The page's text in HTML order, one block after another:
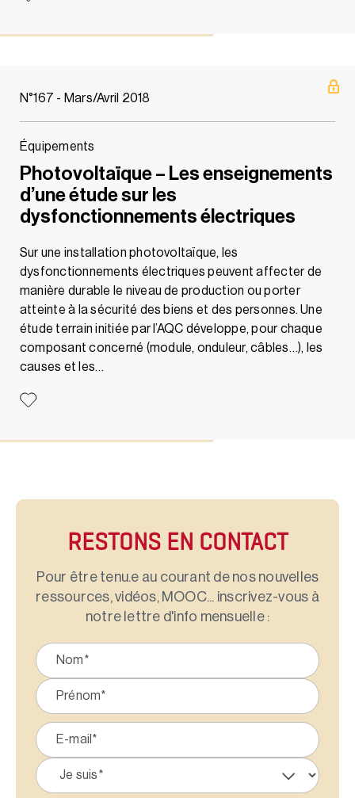
N°167 - Mars/Avril 2018
Équipements
Photovoltaïque – Les enseignements
d’une étude sur les
dysfonctionnements électriques
Sur une installation photovoltaïque, les
dysfonctionnements électriques peuvent affecter de
manière durable le niveau de production ou porter
atteinte à la sécurité des biens et des personnes. Une
étude terrain initiée par l’AQC développe, pour chaque
composant concerné (module, onduleur, câbles…), les
causes et les…
RESTONS EN CONTACT
Pour être tenu.e au courant de nos nouvelles
ressources, vidéos, MOOC... inscrivez-vous à
notre lettre d'info mensuelle :